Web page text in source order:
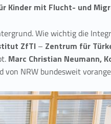
Kinder mit Flucht- und
Wie wichtig die
ZfTI – Zentrum für
Marc Christian Neumann,
NRW bundesweit